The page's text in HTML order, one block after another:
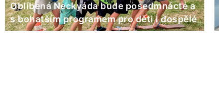
Oblíbená Neckyáda bude posedmnácté a
s bohatším programem pro děti i dospělé